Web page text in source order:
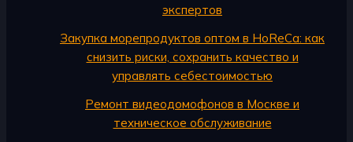
экспертов
Закупка морепродуктов оптом в HoReCa: как
снизить риски, сохранить качество и
управлять себестоимостью
Ремонт видеодомофонов в Москве и
техническое обслуживание